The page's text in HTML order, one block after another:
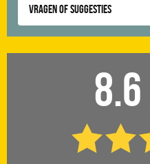
Vragen of suggesties
8.6